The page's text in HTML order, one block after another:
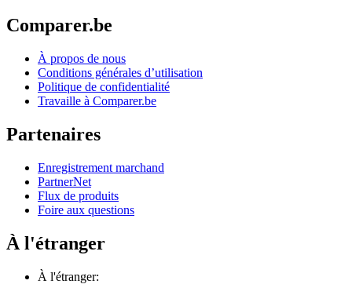
Comparer.be
À propos de nous
Conditions générales d’utilisation
Politique de confidentialité
Travaille à Comparer.be
Partenaires
Enregistrement marchand
PartnerNet
Flux de produits
Foire aux questions
À l'étranger
À l'étranger: